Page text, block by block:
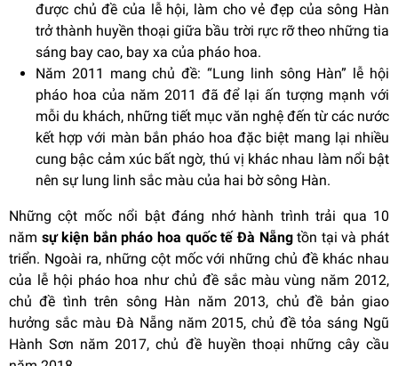
được chủ đề của lễ hội, làm cho vẻ đẹp của sông Hàn
trở thành huyền thoại giữa bầu trời rực rỡ theo những tia
sáng bay cao, bay xa của pháo hoa.
Năm 2011 mang chủ đề: “Lung linh sông Hàn” lễ hội
pháo hoa của năm 2011 đã để lại ấn tượng mạnh với
mỗi du khách, những tiết mục văn nghệ đến từ các nước
kết hợp với màn bắn pháo hoa đặc biệt mang lại nhiều
cung bậc cảm xúc bất ngờ, thú vị khác nhau làm nổi bật
nên sự lung linh sắc màu của hai bờ sông Hàn.
Những cột mốc nổi bật đáng nhớ hành trình trải qua 10
năm sự kiện bắn pháo hoa quốc tế Đà Nẵngtồn tại và phát
triển. Ngoài ra, những cột mốc với những chủ đề khác nhau
của lễ hội pháo hoa như chủ đề sắc màu vùng năm 2012,
chủ đề tình trên sông Hàn năm 2013, chủ đề bản giao
hưởng sắc màu Đà Nẵng năm 2015, chủ đề tỏa sáng Ngũ
Hành Sơn năm 2017, chủ đề huyền thoại những cây cầu